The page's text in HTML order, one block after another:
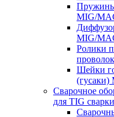
Пружины
MIG/
MIG/
Ролики
Шейки
Сварочное
для TIG сварки